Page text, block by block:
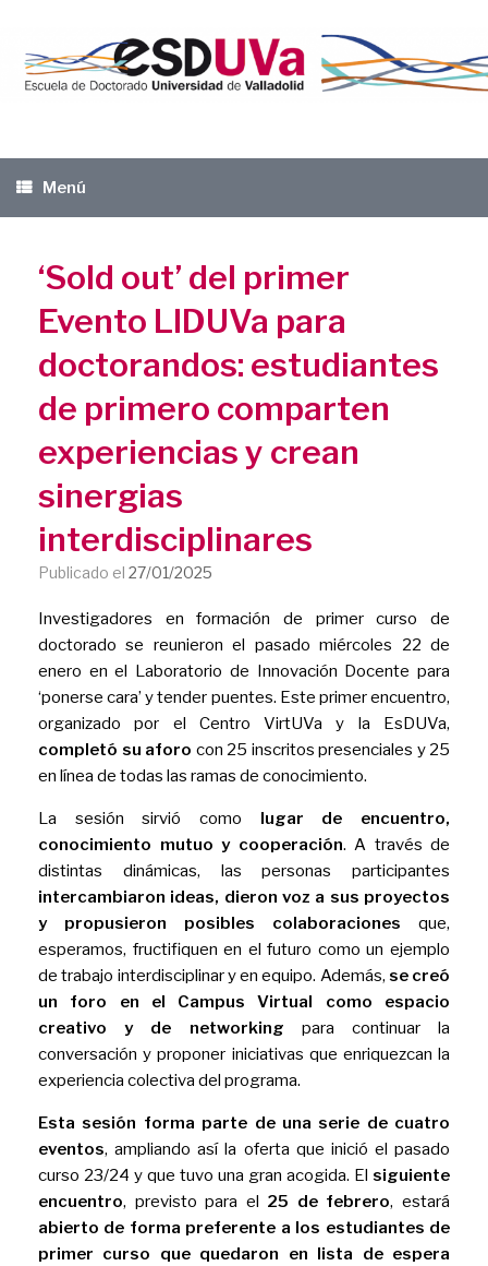
contenido
Menú
‘Sold out’ del primer
Evento LIDUVa para
doctorandos: estudiantes
de primero comparten
experiencias y crean
sinergias
interdisciplinares
Publicado el 27/01/2025
Investigadores en formación de primer curso de
doctorado se reunieron el pasado miércoles 22 de
enero en el Laboratorio de Innovación Docente para
‘ponerse cara’ y tender puentes. Este primer encuentro,
organizado por el Centro VirtUVa y la EsDUVa,
completó su aforo con 25 inscritos presenciales y 25
en línea de todas las ramas de conocimiento.
La sesión sirvió como lugar de encuentro,
conocimiento mutuo y cooperación. A través de
distintas dinámicas, las personas participantes
intercambiaron ideas, dieron voz a sus proyectos
y propusieron posibles colaboraciones que,
esperamos, fructifiquen en el futuro como un ejemplo
de trabajo interdisciplinar y en equipo. Además, se creó
un foro en el Campus Virtual
como espacio
creativo y de networking para continuar la
conversación y proponer iniciativas que enriquezcan la
experiencia colectiva del programa.
Esta sesión forma parte de una serie de cuatro
eventos, ampliando así la oferta que inició el pasado
curso 23/24 y que tuvo una gran acogida. El siguiente
encuentro, previsto para el 25 de febrero, estará
abierto de forma preferente a los estudiantes de
primer curso que quedaron en lista de espera